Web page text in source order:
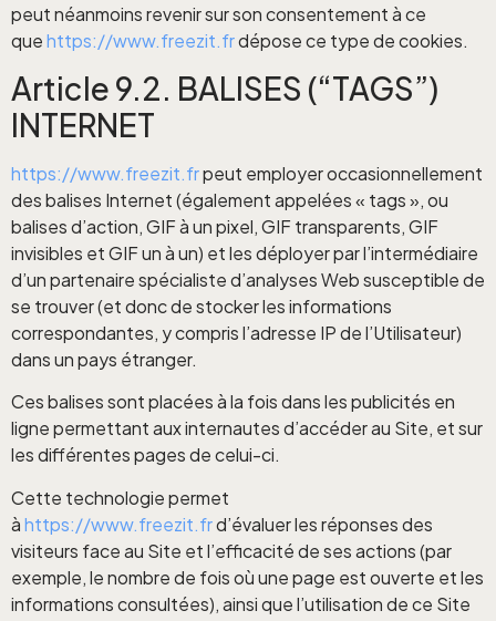
peut néanmoins revenir sur son consentement à ce
quehttps://www.freezit.frdépose ce type de cookies.
Article 9.2. BALISES (“TAGS”)
INTERNET
https://www.freezit.frpeut employer occasionnellement
des balises Internet (également appelées « tags », ou
balises d’action, GIF à un pixel, GIF transparents, GIF
invisibles et GIF un à un) et les déployer par l’intermédiaire
d’un partenaire spécialiste d’analyses Web susceptible de
se trouver (et donc de stocker les informations
correspondantes, y compris l’adresse IP de l’Utilisateur)
dans un pays étranger.
Ces balises sont placées à la fois dans les publicités en
ligne permettant aux internautes d’accéder au Site, et sur
les différentes pages de celui-ci.
Cette technologie permet
àhttps://www.freezit.frd’évaluer les réponses des
visiteurs face au Site et l’efficacité de ses actions (par
exemple, le nombre de fois où une page est ouverte et les
informations consultées), ainsi que l’utilisation de ce Site